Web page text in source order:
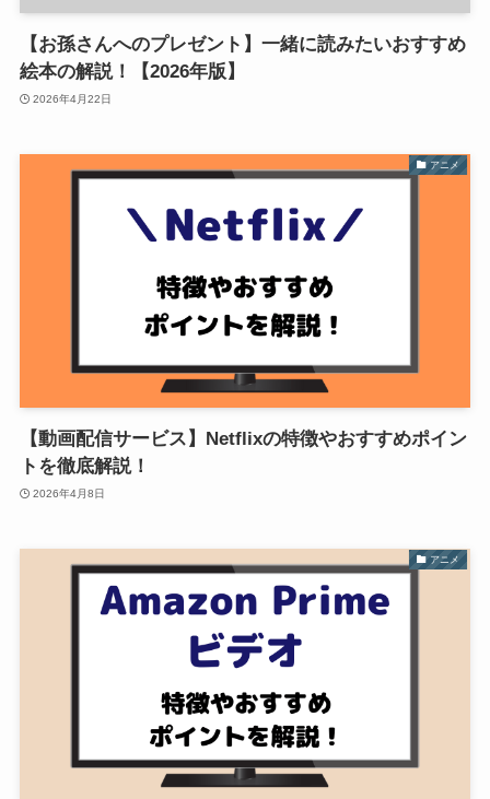
【お孫さんへのプレゼント】一緒に読みたいおすすめ
絵本の解説！【2026年版】
2026年4月22日
アニメ
【動画配信サービス】Netflixの特徴やおすすめポイン
トを徹底解説！
2026年4月8日
アニメ